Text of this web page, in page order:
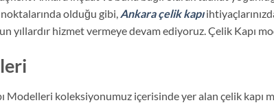
olduğu gibi, Ankara çelik kapı
yıllardır hizmet vermeye devam ediyoruz. Çelik Kapı
Modelleri koleksiyonumuz içerisinde yer alan çelik kapı